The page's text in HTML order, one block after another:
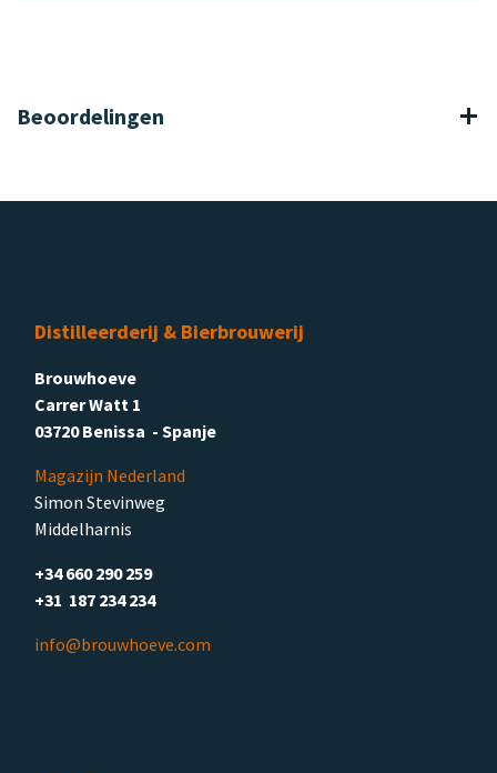
Beoordelingen
Distilleerderij & Bierbrouwerij
Brouwhoeve
Carrer Watt 1
03720 Benissa - Spanje
Magazijn Nederland
Simon Stevinweg
Middelharnis
+34 660 290 259
+31 187 234 234
info@brouwhoeve.com